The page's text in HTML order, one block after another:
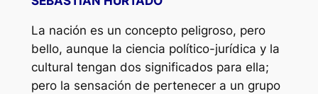
La nación es un concepto peligroso, pero
bello, aunque la ciencia político-jurídica y la
cultural tengan dos significados para ella;
pero la sensación de pertenecer a un grupo